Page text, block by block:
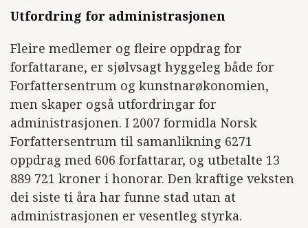
Utfordring for administrasjonen
Fleire medlemer og fleire oppdrag for
forfattarane, er sjølvsagt hyggeleg både for
Forfattersentrum og kunstnarøkonomien,
men skaper også utfordringar for
administrasjonen. I 2007 formidla Norsk
Forfattersentrum til samanlikning 6271
oppdrag med 606 forfattarar, og utbetalte 13
889 721 kroner i honorar. Den kraftige veksten
dei siste ti åra har funne stad utan at
administrasjonen er vesentleg styrka.